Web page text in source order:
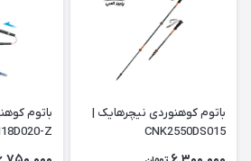
باتوم کوهنوردی نیچرهایک |
CNK2550DS015
باتوم
Z